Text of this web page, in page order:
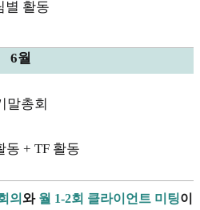
별 활동
6월
말총회
동 + TF 활동
의 와 월 1-2회 클라이언트 미팅이